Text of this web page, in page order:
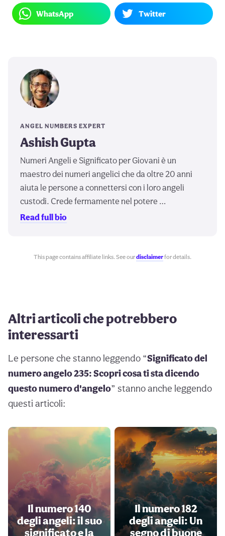
WhatsApp Twitter
ANGEL NUMBERS EXPERT
Ashish Gupta
Numeri Angeli e Significato per Giovani è un
maestro dei numeri angelici che da oltre 20 anni
aiuta le persone a connettersi con i loro angeli
custodi. Crede fermamente nel potere …
Read full bio
This page contains affiliate links. See ourdisclaimerfor details.
Altri articoli che potrebbero
interessarti
Le persone che stanno leggendo “Significato del
numero angelo 235: Scopri cosa ti sta dicendo
questo numero d'angelo” stanno anche leggendo
questi articoli:
Il numero 140
degli angeli: il suo
significato e la
Il numero 182
degli angeli: Un
segno di buone